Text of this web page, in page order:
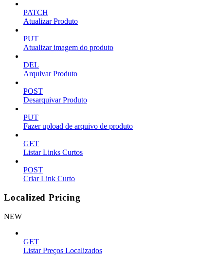
PATCH
Atualizar Produto
PUT
Atualizar imagem do produto
DEL
Arquivar Produto
POST
Desarquivar Produto
PUT
Fazer upload de arquivo de produto
GET
Listar Links Curtos
POST
Criar Link Curto
Localized Pricing
NEW
GET
Listar Preços Localizados